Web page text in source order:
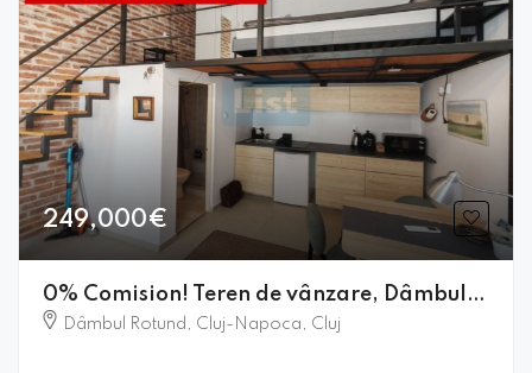
249,000€
0% Comision! Teren de vânzare, Dâmbul Rotund, Cluj-Napoca
Dâmbul Rotund, Cluj-Napoca, Cluj